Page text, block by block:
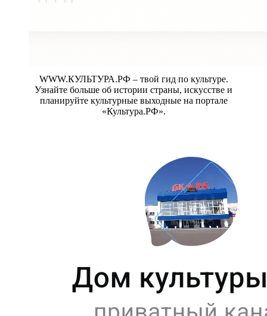
WWW.КУЛЬТУРА.РФ – твой гид по культуре.
Узнайте больше об истории страны, искусстве и
планируйте культурные выходные на портале
«Культура.РФ».